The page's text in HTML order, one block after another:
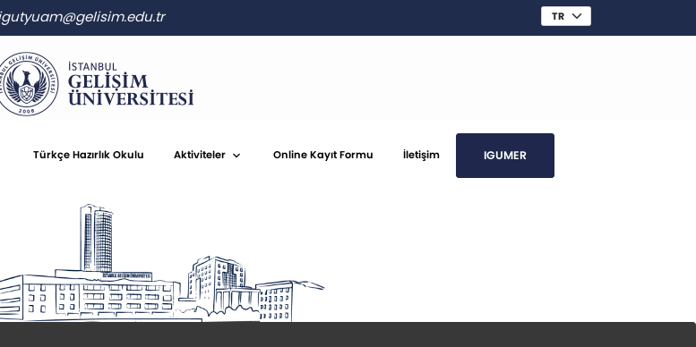
Türkçe Hazırlık Okulu Aktiviteler Online Kayıt Formu İletişim IGUMER